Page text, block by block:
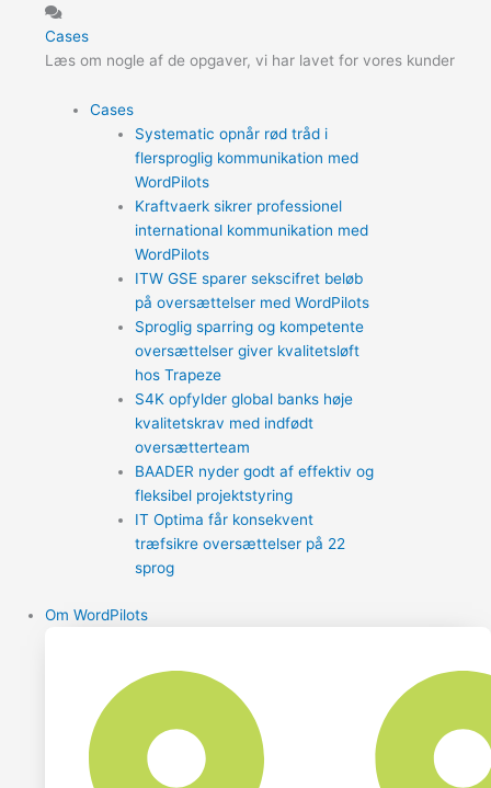
Cases
Læs om nogle af de opgaver, vi har lavet for vores kunder
Cases
Systematic opnår rød tråd i
flersproglig kommunikation med
WordPilots
Kraftvaerk sikrer professionel
international kommunikation med
WordPilots
ITW GSE sparer sekscifret beløb
på oversættelser med WordPilots
Sproglig sparring og kompetente
oversættelser giver kvalitetsløft
hos Trapeze
S4K opfylder global banks høje
kvalitetskrav med indfødt
oversætterteam
BAADER nyder godt af effektiv og
fleksibel projektstyring
IT Optima får konsekvent
træfsikre oversættelser på 22
sprog
Om WordPilots